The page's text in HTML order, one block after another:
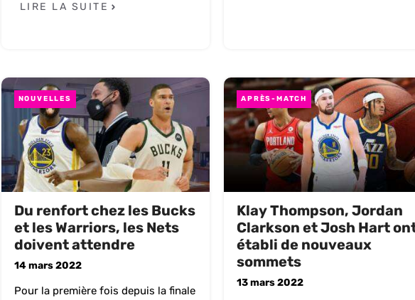
LIRE LA SUITE
NOUVELLES
Du renfort chez les Bucks
et les Warriors, les Nets
doivent attendre
14 mars 2022
Pour la première fois depuis la finale
APRÈS-MATCH
Klay Thompson, Jordan
Clarkson et Josh Hart
établi de nouveaux
sommets
13 mars 2022